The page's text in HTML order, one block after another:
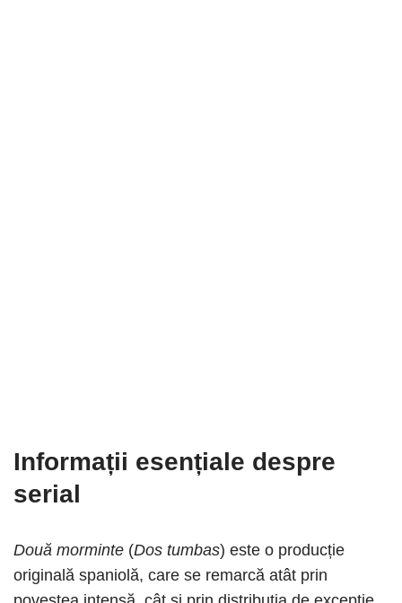
Informații esențiale despre
serial
Două morminte (Dos tumbas) este o producție
originală spaniolă, care se remarcă atât prin